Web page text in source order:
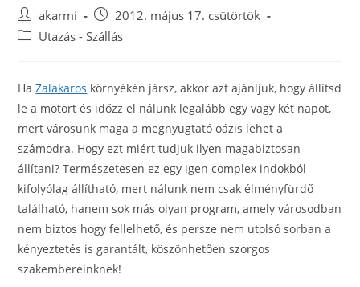
Post
author:
akarmi
Post
published:
2012. május 17. csütörtök
PostUtazás - Szállás
HaZalakaros környékén jársz, akkor azt ajánljuk, hogy állítsd
le a motort és időzz el nálunk legalább egy vagy két napot,
mert városunk maga a megnyugtató oázis lehet a
számodra. Hogy ezt miért tudjuk ilyen magabiztosan
állítani? Természetesen ez egy igen complex indokból
kifolyólag állítható, mert nálunk nem csak élményfürdő
található, hanem sok más olyan program, amely városodban
nem biztos hogy fellelhető, és persze nem utolsó sorban a
kényeztetés is garantált, köszönhetően szorgos
szakembereinknek!